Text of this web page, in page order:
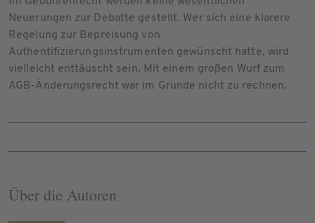
Neuerungen zur Debatte gestellt. Wer sich eine klarere
Regelung zur Bepreisung von
Authentifizierungsinstrumenten gewünscht hatte, wird
vielleicht enttäuscht sein. Mit einem großen Wurf zum
AGB-Änderungsrecht war im Grunde nicht zu rechnen.
Über die Autoren